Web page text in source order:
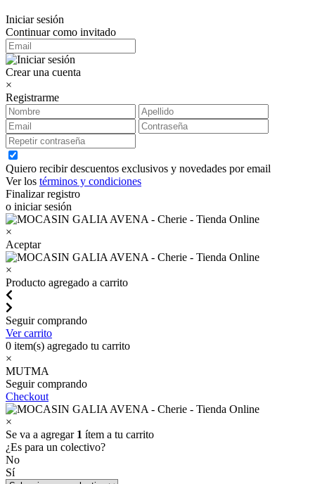
Iniciar sesión
Continuar como invitado
Crear una cuenta
×
Registrarme
Quiero recibir descuentos exclusivos y novedades por email
Ver los términos y condiciones
Finalizar registro
o iniciar sesión
×
Aceptar
×
Producto agregado a carrito
Seguir comprando
Ver carrito
0 item(s) agregado tu carrito
×
MUTMA
Seguir comprando
Checkout
×
Se va a agregar 1 ítem a tu carrito
¿Es para un colectivo?
No
Sí